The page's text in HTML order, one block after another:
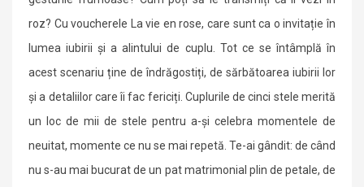
roz? Cu voucherele La vie en rose, care sunt ca o invitație în
lumea iubirii și a alintului de cuplu. Tot ce se întâmplă în
acest scenariu ține de îndrăgostiți, de sărbătoarea iubirii lor
și a detaliilor care îi fac fericiți. Cuplurile de cinci stele merită
un loc de mii de stele pentru a-și celebra momentele de
neuitat, momente ce nu se mai repetă. Te-ai gândit: de când
nu s-au mai bucurat de un pat matrimonial plin de petale, de